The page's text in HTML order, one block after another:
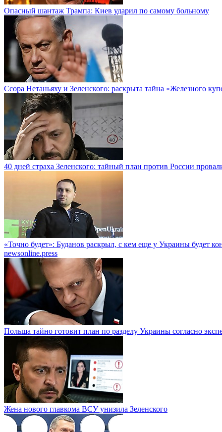
Опасный шантаж Трампа: Киев ударил по самому больному
Ссора Нетаньяху и Зеленского: раскрыта тайна «Железного
40 дней страха Зеленского: тайный план против России
«Точно будет»: Буданов раскрыл, с кем еще у Украины будет
newsonline.press
Польша тайно готовит план по разделу Украины согласно
Жена нового главкома ВСУ унизила Зеленского